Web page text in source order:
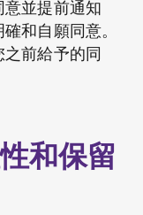
意並提前通知
和自願同意。
前給予的同
和保留